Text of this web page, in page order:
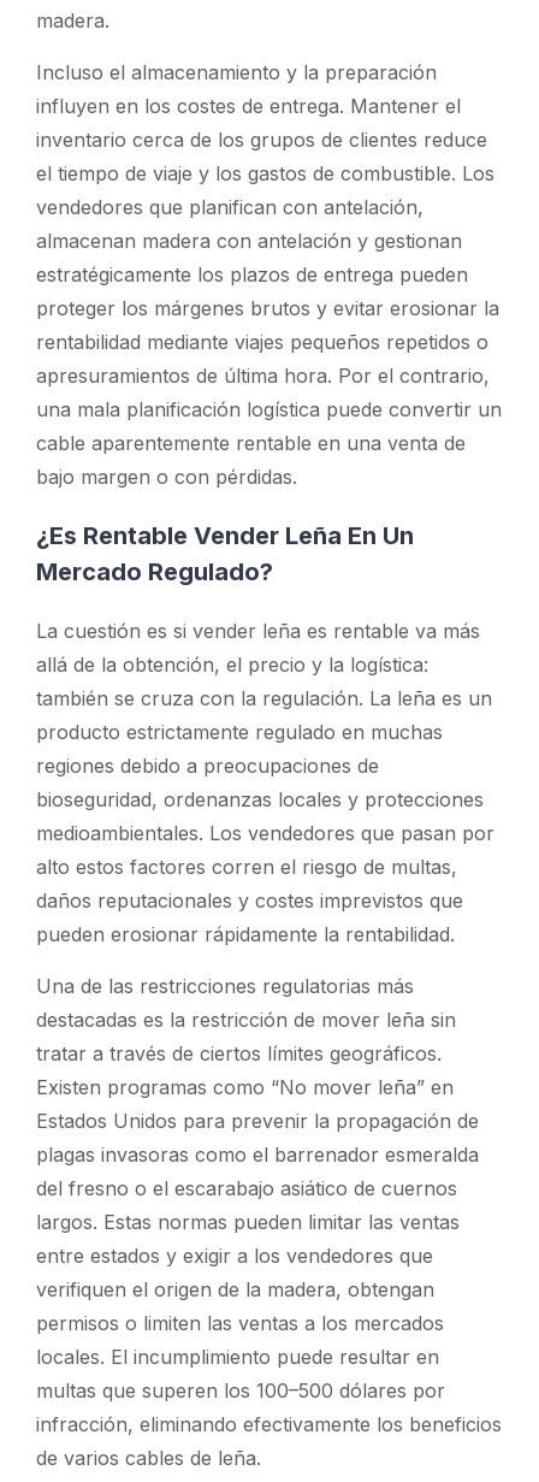
madera.
Incluso el almacenamiento y la preparación
influyen en los costes de entrega. Mantener el
inventario cerca de los grupos de clientes reduce
el tiempo de viaje y los gastos de combustible. Los
vendedores que planifican con antelación,
almacenan madera con antelación y gestionan
estratégicamente los plazos de entrega pueden
proteger los márgenes brutos y evitar erosionar la
rentabilidad mediante viajes pequeños repetidos o
apresuramientos de última hora. Por el contrario,
una mala planificación logística puede convertir un
cable aparentemente rentable en una venta de
bajo margen o con pérdidas.
¿Es Rentable Vender Leña En Un
Mercado Regulado?
La cuestión es si vender leña es rentable va más
allá de la obtención, el precio y la logística:
también se cruza con la regulación. La leña es un
producto estrictamente regulado en muchas
regiones debido a preocupaciones de
bioseguridad, ordenanzas locales y protecciones
medioambientales. Los vendedores que pasan por
alto estos factores corren el riesgo de multas,
daños reputacionales y costes imprevistos que
pueden erosionar rápidamente la rentabilidad.
Una de las restricciones regulatorias más
destacadas es la restricción de mover leña sin
tratar a través de ciertos límites geográficos.
Existen programas como “No mover leña” en
Estados Unidos para prevenir la propagación de
plagas invasoras como el barrenador esmeralda
del fresno o el escarabajo asiático de cuernos
largos. Estas normas pueden limitar las ventas
entre estados y exigir a los vendedores que
verifiquen el origen de la madera, obtengan
permisos o limiten las ventas a los mercados
locales. El incumplimiento puede resultar en
multas que superen los 100–500 dólares por
infracción, eliminando efectivamente los beneficios
de varios cables de leña.